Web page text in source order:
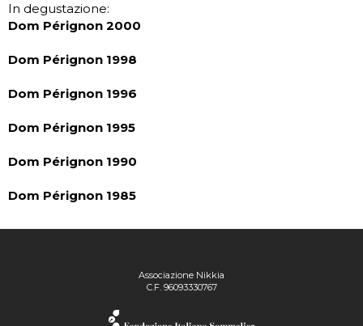
In degustazione:
Dom Pérignon 2000
Dom Pérignon 1998
Dom Pérignon 1996
Dom Pérignon 1995
Dom Pérignon 1990
Dom Pérignon 1985
Associazione Nikkia
C.F. 96093330767